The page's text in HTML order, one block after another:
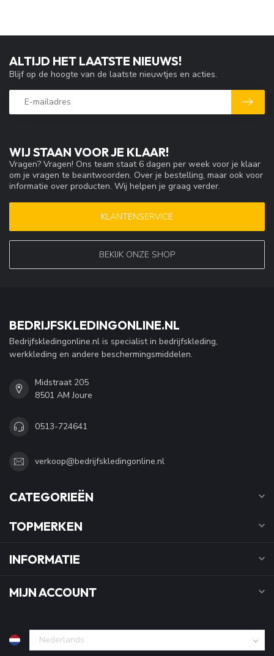
WIJ STAAN VOOR JE KLAAR!
Vragen? Vragen! Ons team staat 6 dagen per week voor je klaar
om je vragen te beantwoorden. Over je bestelling, maar ook voor
informatie over producten. Wij helpen je graag verder.
KLANTENSERVICE
BEKIJK ONZE SHOP
ALTIJD HET LAATSTE NIEUWS!
Blijf op de hoogte van de laatste nieuwtjes en acties.
BEDRIJFSKLEDINGONLINE.NL
Bedrijfskledingonline.nl is specialist in bedrijfskleding,
werkkleding en andere beschermingsmiddelen.
Midstraat 205
8501 AM Joure
0513-724641
verkoop@bedrijfskledingonline.nl
CATEGORIEËN
TOPMERKEN
INFORMATIE
MIJN ACCOUNT